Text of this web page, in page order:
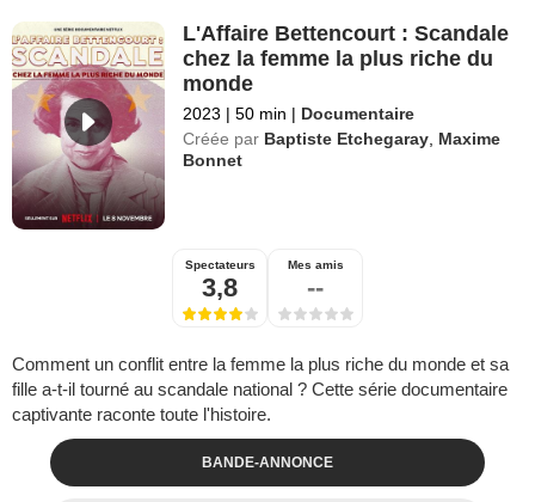
L'Affaire Bettencourt : Scandale
chez la femme la plus riche du
monde
2023 | 50 min | Documentaire
Créée par Baptiste Etchegaray Maxime
Bonnet
Spectateurs
3,8
Mes amis
--
Comment un conflit entre la femme la plus riche du monde et sa
fille a-t-il tourné au scandale national ? Cette série documentaire
captivante raconte toute l'histoire.
BANDE-ANNONCE